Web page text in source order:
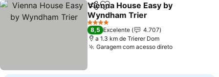
PartilharAdicionar aos favoritos
Vienna House Easy by
Wyndham Trier
Ver preços
4 Estrelas
8,5 Excelente
4.707
a 1.3 km de Trierer Dom
Garagem com acesso diretoVer preços